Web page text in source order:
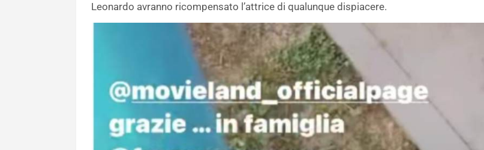
Leonardo avranno ricompensato l’attrice di qualunque dispiacere.